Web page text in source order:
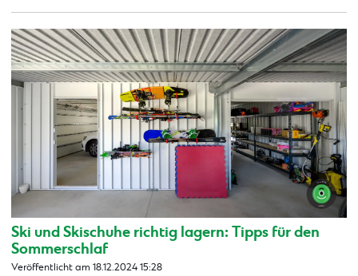
Ski und Skischuhe richtig lagern: Tipps für den
Sommerschlaf
Veröffentlicht am 18.12.2024 15:28